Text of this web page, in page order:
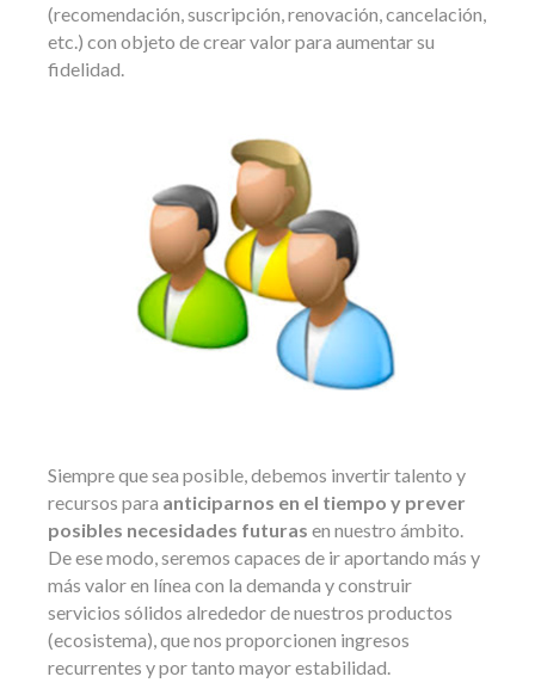
(recomendación, suscripción, renovación, cancelación,
etc.) con objeto de crear valor para aumentar su
fidelidad.
Siempre que sea posible, debemos invertir talento y
recursos para anticiparnos en el tiempo y prever
posibles necesidades futuras en nuestro ámbito.
De ese modo, seremos capaces de ir aportando más y
más valor en línea con la demanda y construir
servicios sólidos alrededor de nuestros productos
(ecosistema), que nos proporcionen ingresos
recurrentes y por tanto mayor estabilidad.